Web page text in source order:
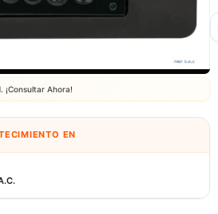
¡Consultar Ahora!
EN